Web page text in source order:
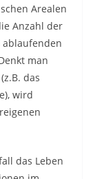
Arealen
Anzahl der
man
das
wird
das Leben